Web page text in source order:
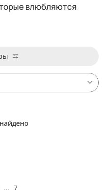
влюбляются
… 7